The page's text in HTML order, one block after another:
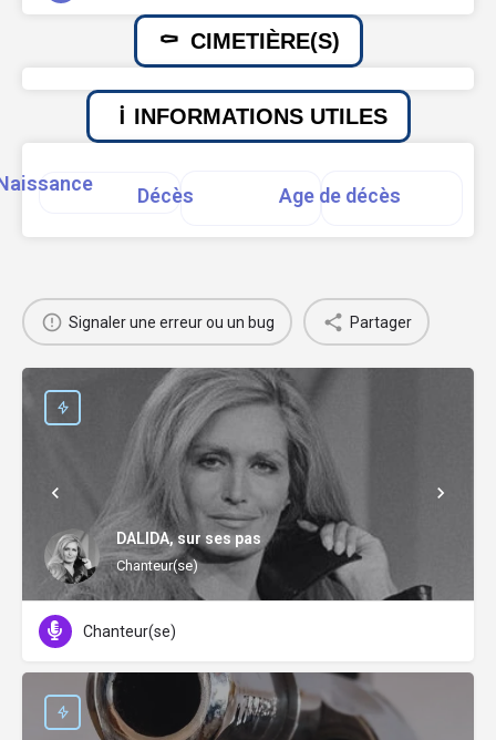
CIMETIÈRE(S)
INFORMATIONS UTILES
Décès Age de décès
Signaler une erreur ou un bug Partager
DALIDA, sur ses pas
Chanteur(se)
Chanteur(se)